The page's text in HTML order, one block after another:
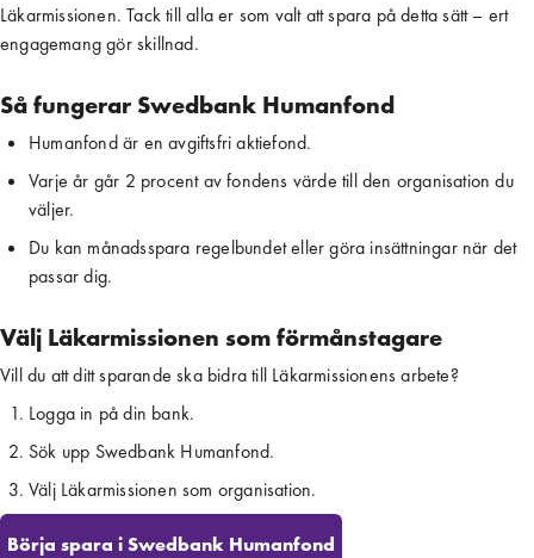
Läkarmissionen. Tack till alla er som valt att spara på detta sätt – ert
engagemang gör skillnad.
Så fungerar Swedbank Humanfond
Humanfond är en avgiftsfri aktiefond.
Varje år går 2 procent av fondens värde till den organisation du
väljer.
Du kan månadsspara regelbundet eller göra insättningar när det
passar dig.
Välj Läkarmissionen som förmånstagare
Vill du att ditt sparande ska bidra till Läkarmissionens arbete?
Logga in på din bank.
Sök upp Swedbank Humanfond.
Välj Läkarmissionen som organisation.
Börja spara i Swedbank Humanfond